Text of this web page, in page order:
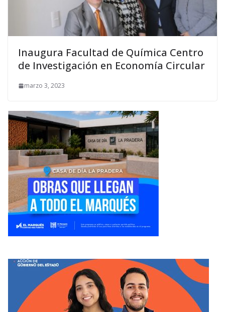
Inaugura Facultad de Química Centro
de Investigación en Economía Circular
marzo 3, 2023